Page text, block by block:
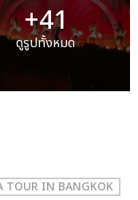
+41
ดูรูปทั้งหมด
TOUR IN BANGKOK